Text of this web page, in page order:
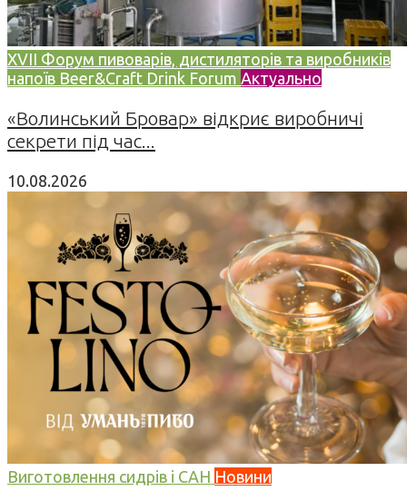
XVII Форум пивоварів, дистиляторів та виробників
напоїв Beer&Craft Drink Forum Актуально
«Волинський Бровар» відкриє виробничі
секрети під час...
10.08.2026
Виготовлення сидрів і САН Новини